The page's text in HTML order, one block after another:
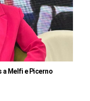
a Melfi e Picerno